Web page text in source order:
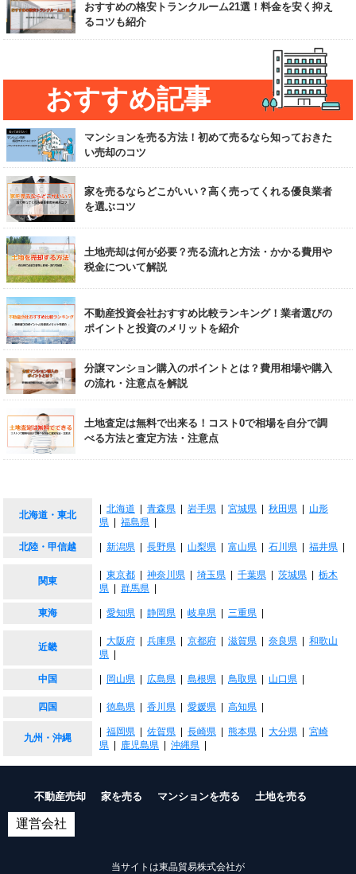
おすすめの格安トランクルーム21選！料金を安く抑え
るコツも紹介
おすすめ記事
マンションを売る方法！初めて売るなら知っておきた
い売却のコツ
家を売るならどこがいい？高く売ってくれる優良業者
を選ぶコツ
土地売却は何が必要？売る流れと方法・かかる費用や
税金について解説
不動産投資会社おすすめ比較ランキング！業者選びの
ポイントと投資のメリットを紹介
分譲マンション購入のポイントとは？費用相場や購入
の流れ・注意点を解説
土地査定は無料で出来る！コスト0で相場を自分で調
べる方法と査定方法・注意点
北海道・東北
北海道 青森県 岩手県 宮城県 秋田県
山形
県
福島県
北陸・甲信越 新潟県 長野県 山梨県 富山県 石川県 福井県
関東
東京都 神奈川県 埼玉県 千葉県 茨城県
栃木
県
群馬県
東海 愛知県 静岡県 岐阜県 三重県
近畿
大阪府 兵庫県 京都府 滋賀県 奈良県
和歌山
県
中国 岡山県 広島県 島根県 鳥取県 山口県
四国 徳島県 香川県 愛媛県 高知県
九州・沖縄
福岡県 佐賀県 長崎県 熊本県 大分県
宮崎
県
鹿児島県 沖縄県
不動産売却 家を売る マンションを売る 土地を売る
運営会社
当サイトは東晶貿易株式会社が